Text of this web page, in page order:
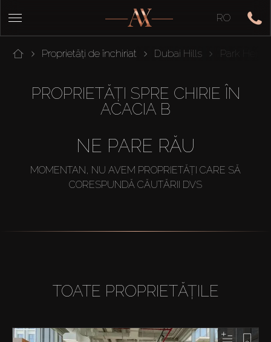
RO
Proprietăți de închiriat Dubai Hills Park
PROPRIETĂȚI SPRE CHIRIE ÎN
ACACIA B
NE PARE RĂU
MOMENTAN, NU AVEM PROPRIETĂȚI CARE SĂ
CORESPUNDĂ CĂUTĂRII DVS
TOATE PROPRIETĂȚILE